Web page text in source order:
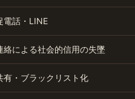
電話・LINE
による社会的信用の失墜
有・ブラックリスト化